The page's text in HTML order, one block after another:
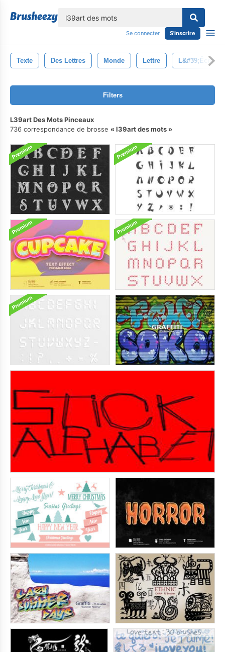
Se connecter S'inscrire
Texte Des Lettres Monde Lettre L&#39;écriture
Filters
L39art Des Mots Pinceaux
736 correspondance de brosse
l39art des mots